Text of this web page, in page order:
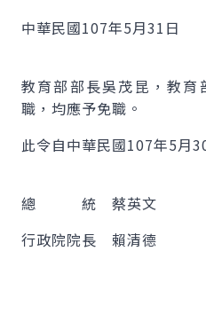
中華民國107年5月31日
教育部部長吳茂昆，教
職，均應予免職。
此令自中華民國107年5月
總 統 蔡英文
行政院院長 賴清德